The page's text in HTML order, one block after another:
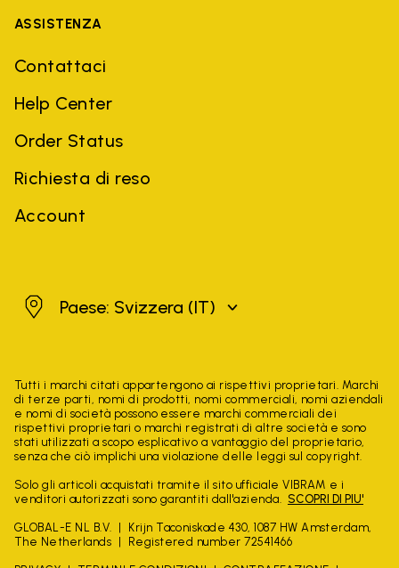
ASSISTENZA
Contattaci
Help Center
Order Status
Richiesta di reso
Account
SvizzeraPaese: Svizzera (IT)
Tutti i marchi citati appartengono ai rispettivi proprietari. Marchi
di terze parti, nomi di prodotti, nomi commerciali, nomi aziendali
e nomi di società possono essere marchi commerciali dei
rispettivi proprietari o marchi registrati di altre società e sono
stati utilizzati a scopo esplicativo a vantaggio del proprietario,
senza che ciò implichi una violazione delle leggi sul copyright.
Solo gli articoli acquistati tramite il sito ufficiale VIBRAM e i
venditori autorizzati sono garantiti dall'azienda. SCOPRI DI PIU'
GLOBAL-E NL B.V.
Krijn Taconiskade 430, 1087 HW Amsterdam,
The Netherlands
Registered number 72541466